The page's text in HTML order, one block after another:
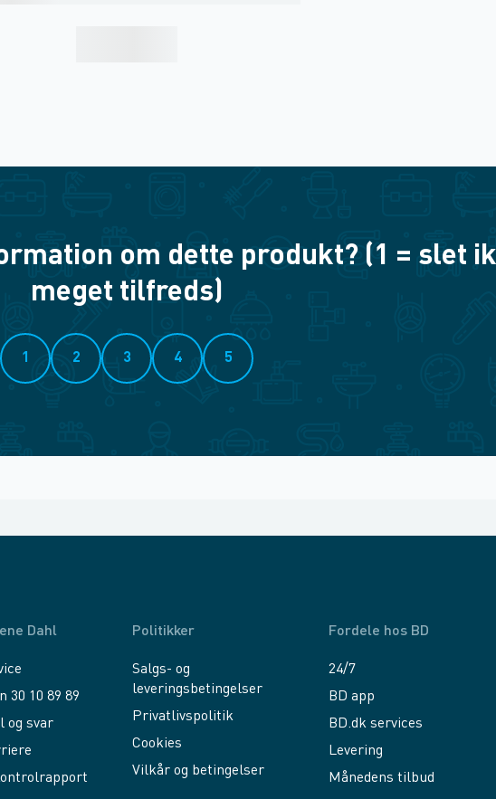
om dette produkt? (1 = slet
meget tilfreds)
1 2 3 4 5
Dahl
30 10 89 89
og svar
Politikker
Salgs- og
leveringsbetingelser
Privatlivspolitik
Cookies
Vilkår og betingelser
Fordele hos BD
24/7
BD app
BD.dk services
Levering
Månedens tilbud